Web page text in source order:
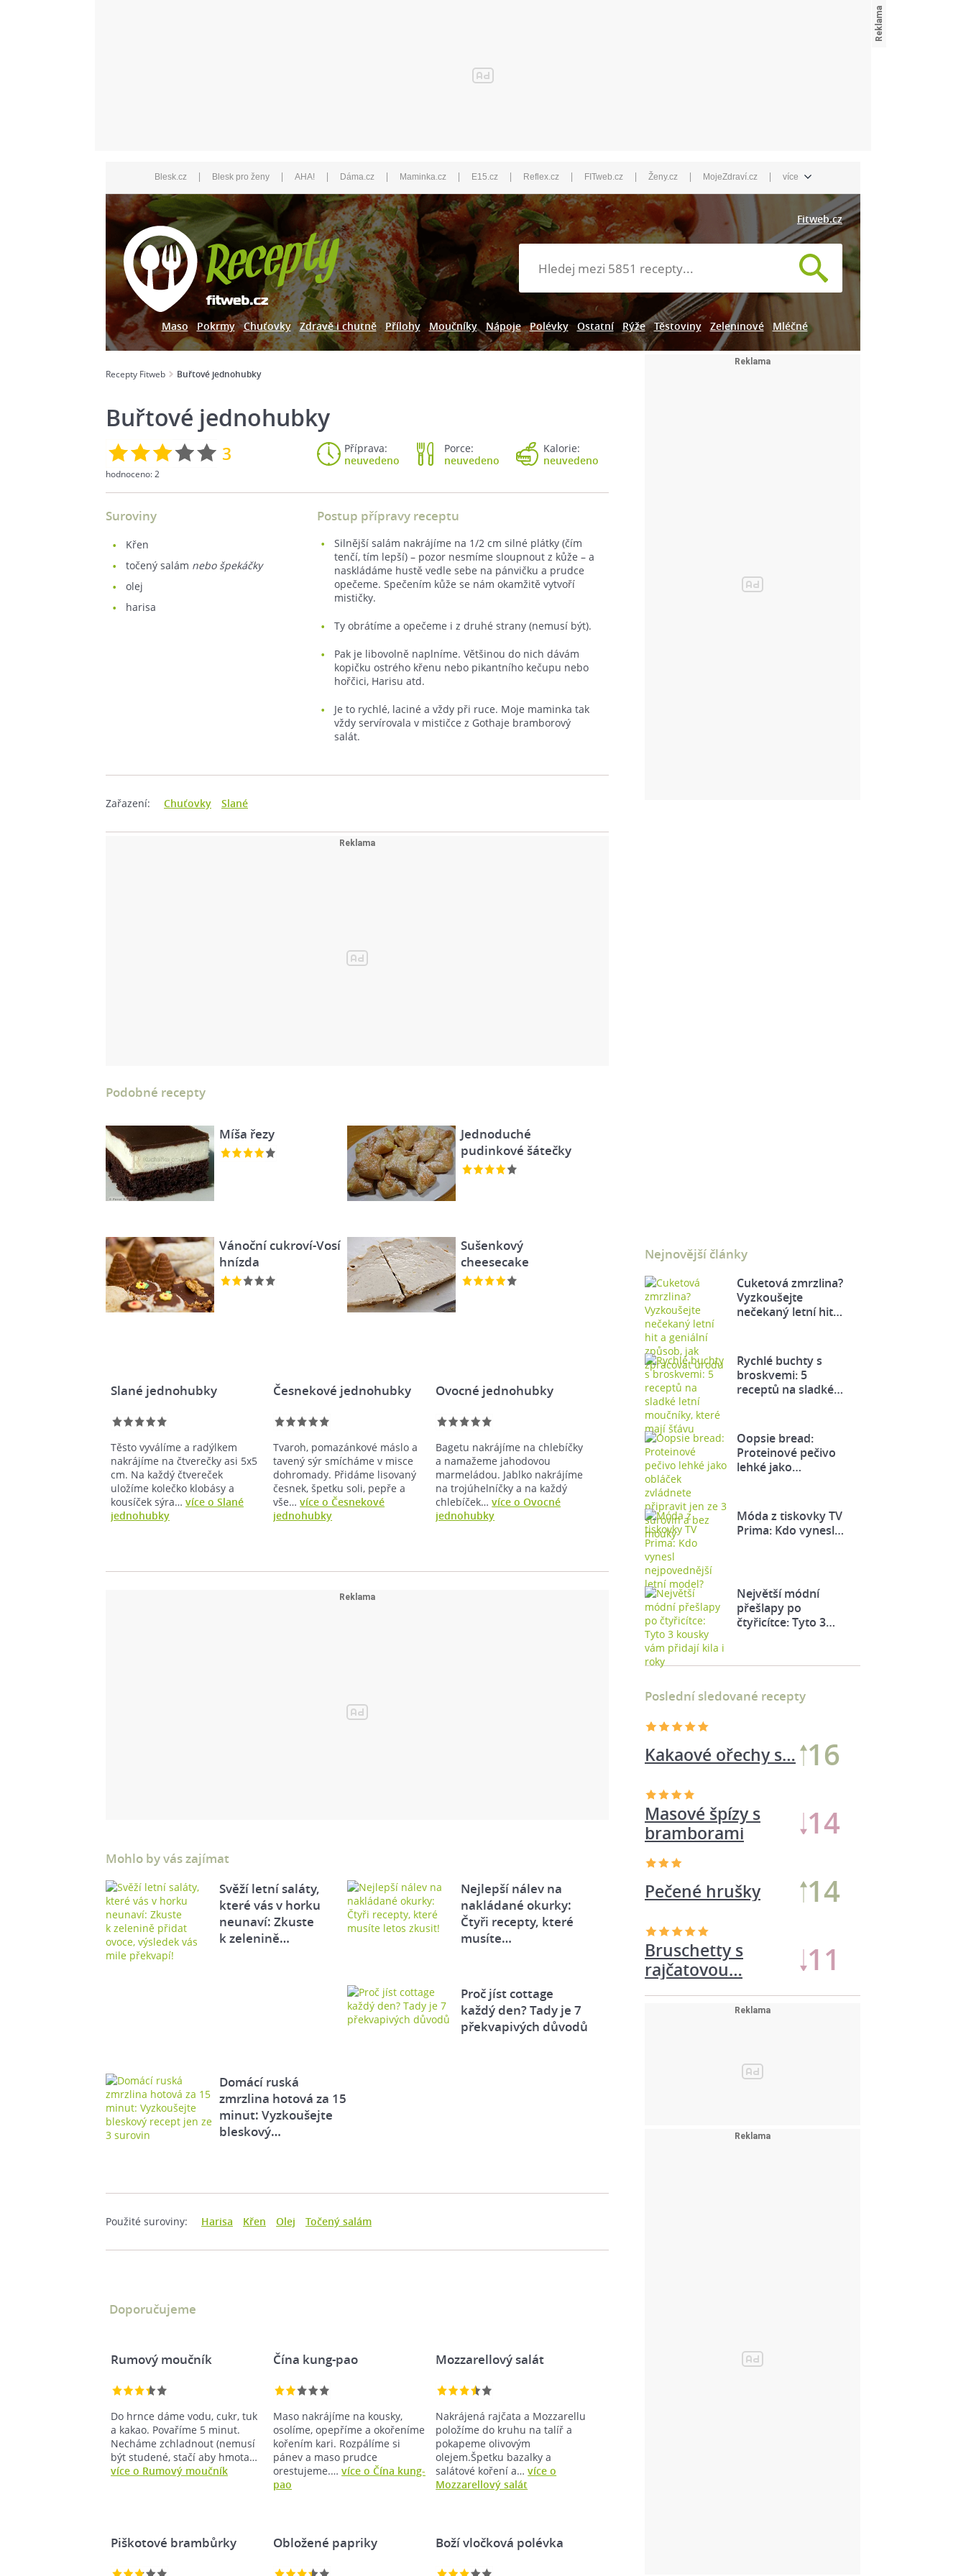
Blesk.cz | Blesk pro ženy | AHA! | Dáma.cz | Maminka.cz | E15.cz | Reflex.cz | FITweb.cz | Ženy.cz | MojeZdraví.cz | více
Fitweb.cz
Maso Pokrmy Chuťovky Zdravě i chutně Přílohy Moučníky Nápoje Polévky Ostatní Rýže Těstoviny Zeleninové Mléčné
Recepty Fitweb Buřtové jednohubky
Buřtové jednohubky
3
hodnoceno:2
Příprava:
neuvedeno
Porce:
neuvedeno
Kalorie:
neuvedeno
Suroviny
křen
točený salám nebo špekáčky
olej
harisa
Postup přípravy receptu
Silnější salám nakrájíme na 1/2 cm silné plátky (čím
tenčí, tím lepší) – pozor nesmíme sloupnout z kůže – a
naskládáme hustě vedle sebe na pánvičku a prudce
opečeme. Spečením kůže se nám okamžitě vytvoří
mističky.
Ty obrátíme a opečeme i z druhé strany (nemusí být).
Pak je libovolně naplníme. Většinou do nich dávám
kopičku ostrého křenu nebo pikantního kečupu nebo
hořčici, Harisu atd.
Je to rychlé, laciné a vždy při ruce. Moje maminka tak
vždy servírovala v mističce z Gothaje bramborový
salát.
Zařazení: Chuťovky Slané
Podobné recepty
Míša řezy
Jednoduché
pudinkové šátečky
Vánoční cukroví-Vosí
hnízda
Sušenkový
cheesecake
Slané jednohubky
Těsto vyválíme a radýlkem
nakrájíme na čtverečky asi 5x5
cm. Na každý čtvereček
uložíme kolečko klobásy a
kousíček sýra… více o Slané
jednohubky
Česnekové jednohubky
Tvaroh, pomazánkové máslo a
tavený sýr smícháme v misce
dohromady. Přidáme lisovaný
česnek, špetku soli, pepře a
vše…více o Česnekové
jednohubky
Ovocné jednohubky
Bagetu nakrájíme na chlebíčky
a namažeme jahodovou
marmeládou. Jablko nakrájíme
na trojúhelníčky a na každý
chlebíček…více o Ovocné
jednohubky
Mohlo by vás zajímat
Svěží letní saláty,
které vás v horku
neunaví: Zkuste
k zelenině…
Nejlepší nálev na
nakládané okurky:
Čtyři recepty, které
musíte…
Proč jíst cottage
každý den? Tady je 7
překvapivých důvodů
Domácí ruská
zmrzlina hotová za 15
minut: Vyzkoušejte
bleskový…
Použité suroviny: Harisa Křen Olej Točený salám
Doporučujeme
Rumový moučník
Do hrnce dáme vodu, cukr, tuk
a kakao. Povaříme 5 minut.
Necháme zchladnout (nemusí
být studené, stačí aby hmota…
více o Rumový moučník
Čína kung-pao
Maso nakrájíme na kousky,
osolíme, opepříme a okořeníme
kořením kari. Rozpálíme si
pánev a maso prudce
orestujeme.…více o Čína kung-
pao
Mozzarellový salát
Nakrájená rajčata a Mozzarellu
položíme do kruhu na talíř a
pokapeme olivovým
olejem.Špetku bazalky a
salátové koření a…více o
Mozzarellový salát
Piškotové brambůrky Obložené papriky Boží vločková polévka
Nejnovější články
Cuketová zmrzlina?
Vyzkoušejte
nečekaný letní hit…
Rychlé buchty s
broskvemi: 5
receptů na sladké…
Oopsie bread:
Proteinové pečivo
lehké jako…
Móda z tiskovky TV
Prima: Kdo vynesl…
Největší módní
přešlapy po
čtyřicítce: Tyto 3…
Poslední sledované recepty
Masové špízy s
bramborami
14
Bruschetty s
rajčatovou…
11
Kakaové ořechy s… 16
Pečené hrušky 14